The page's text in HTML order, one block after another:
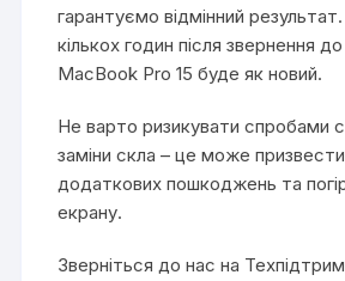
гарантуємо відмінний
кількох годин після звернення
MacBook Pro 15 буде як новий.
Не варто ризикувати спробами
заміни скла – це може
додаткових пошкоджень та
екрану.
Зверніться до нас на